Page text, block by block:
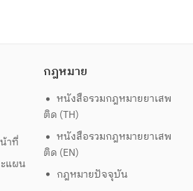
าที่
แผน
กฎหมาย
หนังสือรวมกฎหมายยาเสพ
ติด (TH)
หนังสือรวมกฎหมายยาเสพ
ติด (EN)
กฎหมายปัจจุบัน